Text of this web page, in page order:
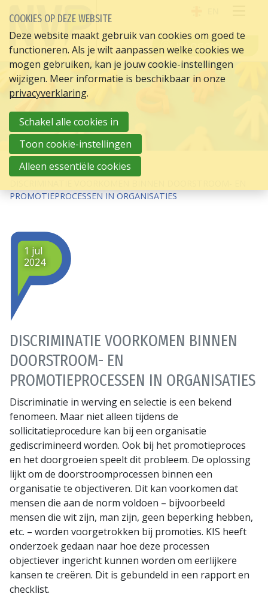
INLOGGEN
HOME
HR ACTUEEL
PROMOTIEPROCESSEN IN ORGANISATIES
DISCRIMINATIE VOORKOMEN BINNEN
DOORSTROOM- EN
PROMOTIEPROCESSEN IN ORGANISATIES
1 jul
2024
Discriminatie in werving en selectie is een bekend
fenomeen. Maar niet alleen tijdens de
sollicitatieprocedure kan bij een organisatie
gediscrimineerd worden. Ook bij het promotieproces
en het doorgroeien speelt dit probleem. De oplossing
lijkt om de doorstroomprocessen binnen een
organisatie te objectiveren. Dit kan voorkomen dat
mensen die aan de norm voldoen – bijvoorbeeld
mensen die wit zijn, man zijn, geen beperking hebben,
etc. – worden voorgetrokken bij promoties. KIS heeft
onderzoek gedaan naar hoe deze processen
objectiever ingericht kunnen worden om eerlijkere
kansen te creëren. Dit is gebundeld in een rapport en
checklist.
COOKIES OP DEZE WEBSITE
Deze website maakt gebruik van cookies om goed te
functioneren. Als je wilt aanpassen welke cookies we
mogen gebruiken, kan je jouw cookie-instellingen
wijzigen. Meer informatie is beschikbaar in onze
privacyverklaring.
Schakel alle cookies in
Toon cookie-instellingen
Alleen essentiële cookies